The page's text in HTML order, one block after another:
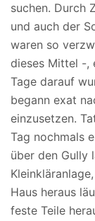
suchen. Durch
und auch der
waren so
dieses Mittel -,
Tage darauf
begann exat
einzusetzen.
Tag nochmals
über den Gully
Haus heraus
feste Teile